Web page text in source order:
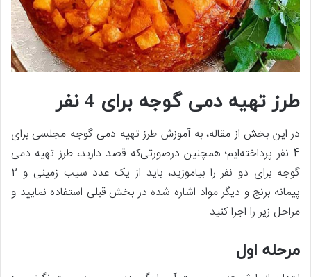
طرز تهیه دمی گوجه برای 4 نفر
در این بخش از مقاله، به آموزش طرز تهیه دمی گوجه مجلسی برای
4 نفر پرداخته‌ایم؛ همچنین درصورتی‌که قصد دارید، طرز تهیه دمی
گوجه برای دو نفر را بیاموزید، باید از یک عدد سیب زمینی و 2
پیمانه برنج و دیگر مواد اشاره شده در بخش قبلی استفاده نمایید و
مراحل زیر را اجرا کنید.
مرحله اول